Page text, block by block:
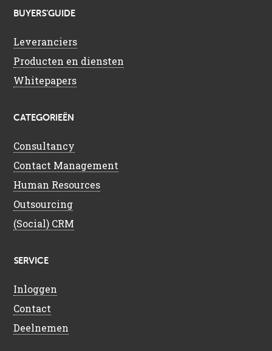
BUYERS’GUIDE
Leveranciers
Producten en diensten
Whitepapers
CATEGORIEËN
Consultancy
Contact Management
Human Resources
Outsourcing
(Social) CRM
SERVICE
Inloggen
Contact
Deelnemen